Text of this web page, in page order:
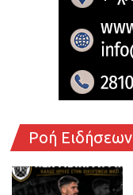
Ροή Ειδήσεων